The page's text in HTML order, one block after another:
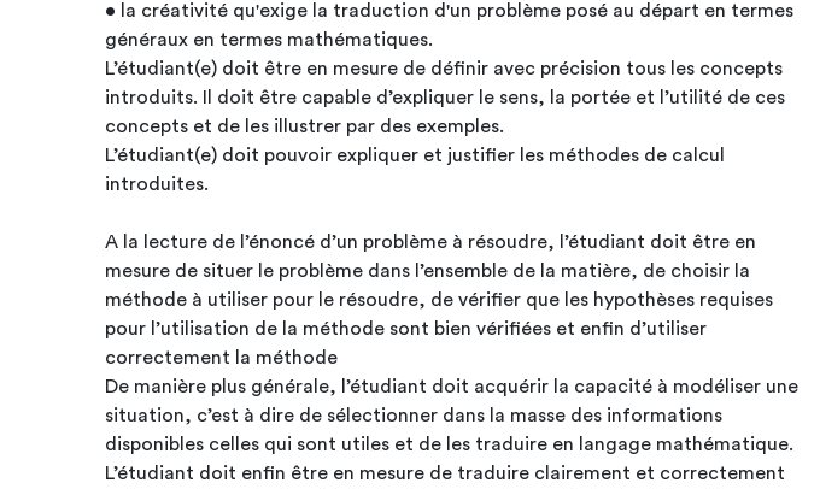
• la créativité qu'exige la traduction d'un problème posé au départ en termes
généraux en termes mathématiques.
L’étudiant(e) doit être en mesure de définir avec précision tous les concepts
introduits. Il doit être capable d’expliquer le sens, la portée et l’utilité de ces
concepts et de les illustrer par des exemples.
L’étudiant(e) doit pouvoir expliquer et justifier les méthodes de calcul
introduites.
A la lecture de l’énoncé d’un problème à résoudre, l’étudiant doit être en
mesure de situer le problème dans l’ensemble de la matière, de choisir la
méthode à utiliser pour le résoudre, de vérifier que les hypothèses requises
pour l’utilisation de la méthode sont bien vérifiées et enfin d’utiliser
correctement la méthode
De manière plus générale, l’étudiant doit acquérir la capacité à modéliser une
situation, c’est à dire de sélectionner dans la masse des informations
disponibles celles qui sont utiles et de les traduire en langage mathématique.
L’étudiant doit enfin être en mesure de traduire clairement et correctement